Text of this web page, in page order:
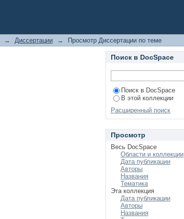
→ Диссертации → Просмотр Диссертации по теме
Поиск в DocSpace
Поиск в DocSpace
В этой коллекции
Расширенный поиск
Просмотр
Весь DocSpace
Области и коллекции
Дата публикации
Авторы
Названия
Тематика
Эта коллекция
Дата публикации
Авторы
Названия